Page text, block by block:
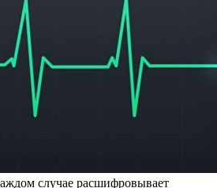
случае расшифровывает